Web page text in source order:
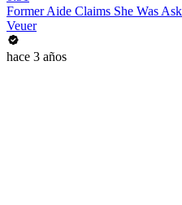
Former Aide Claims She Was
Veuer
hace 3 años